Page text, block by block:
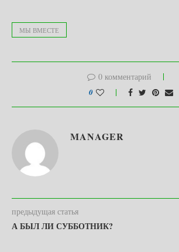
МЫ ВМЕСТЕ
0 комментарий
0
MANAGER
предыдущая статья
А БЫЛ ЛИ СУББОТНИК?